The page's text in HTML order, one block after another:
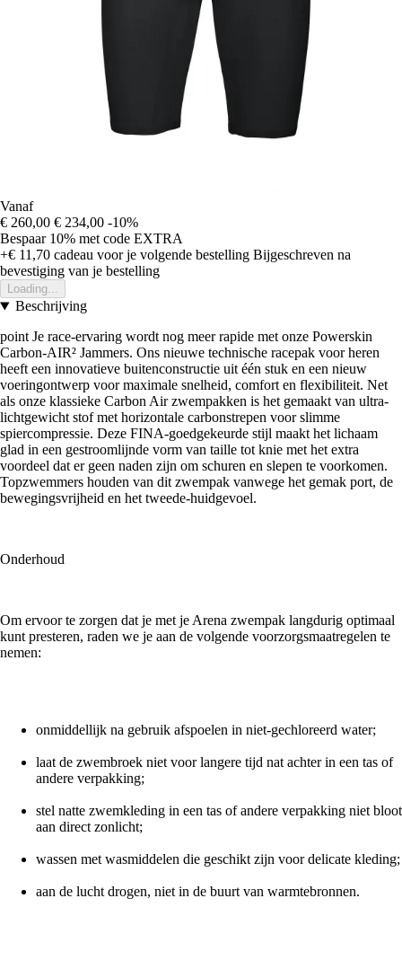
Vanaf
€ 260,00 € 234,00 -10%
Bespaar 10% met code EXTRA
+€ 11,70 cadeau voor je volgende bestelling Bijgeschreven na
bevestiging van je bestelling
Loading...
Beschrijving
point Je race-ervaring wordt nog meer rapide met onze Powerskin
Carbon-AIR² Jammers. Ons nieuwe technische racepak voor heren
heeft een innovatieve buitenconstructie uit één stuk en een nieuw
voeringontwerp voor maximale snelheid, comfort en flexibiliteit. Net
als onze klassieke Carbon Air zwempakken is het gemaakt van ultra-
lichtgewicht stof met horizontale carbonstrepen voor slimme
spiercompressie. Deze FINA-goedgekeurde stijl maakt het lichaam
glad in een gestroomlijnde vorm van taille tot knie met het extra
voordeel dat er geen naden zijn om schuren en slepen te voorkomen.
Topzwemmers houden van dit zwempak vanwege het gemak port, de
bewegingsvrijheid en het tweede-huidgevoel.
Onderhoud
Om ervoor te zorgen dat je met je Arena zwempak langdurig optimaal
kunt presteren, raden we je aan de volgende voorzorgsmaatregelen te
nemen:
onmiddellijk na gebruik afspoelen in niet-gechloreerd water;
laat de zwembroek niet voor langere tijd nat achter in een tas of
andere verpakking;
stel natte zwemkleding in een tas of andere verpakking niet bloot
aan direct zonlicht;
wassen met wasmiddelen die geschikt zijn voor delicate kleding;
aan de lucht drogen, niet in de buurt van warmtebronnen.